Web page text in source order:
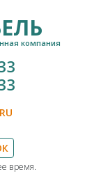
компания
время.